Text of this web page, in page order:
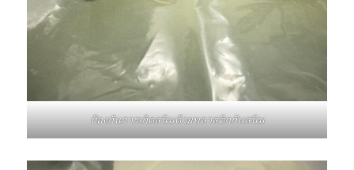
ป้องกันการเกิดสนิมด้วยพลาสติกกันสนิม